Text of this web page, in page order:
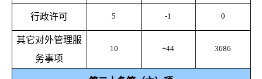
行政许可 5 -1 0
其它对外管理服
务事项
10 +44 3686